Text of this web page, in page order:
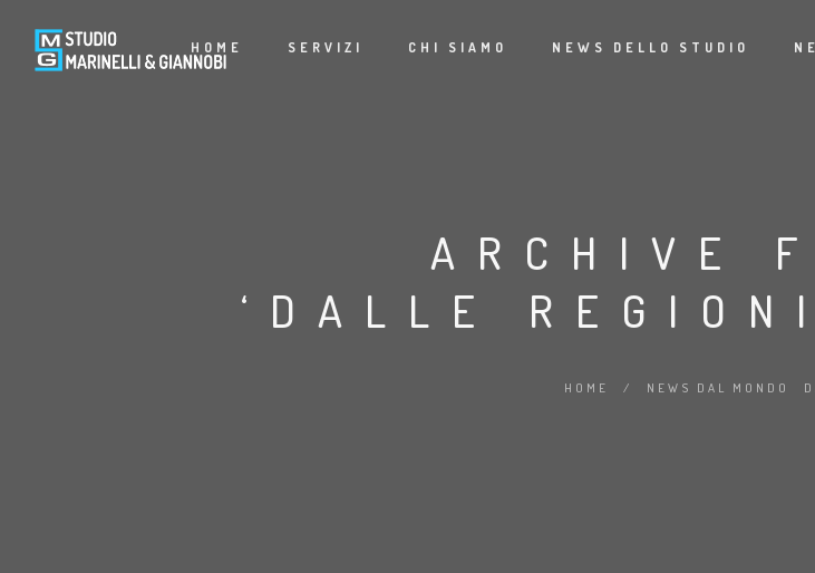
HOME SERVIZI CHI SIAMO NEWS DELLO STUDIO
ARCHIVE
‘DALLE
HOME / NEWS DAL MONDO